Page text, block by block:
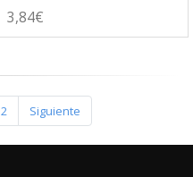
3,84€
2 Siguiente